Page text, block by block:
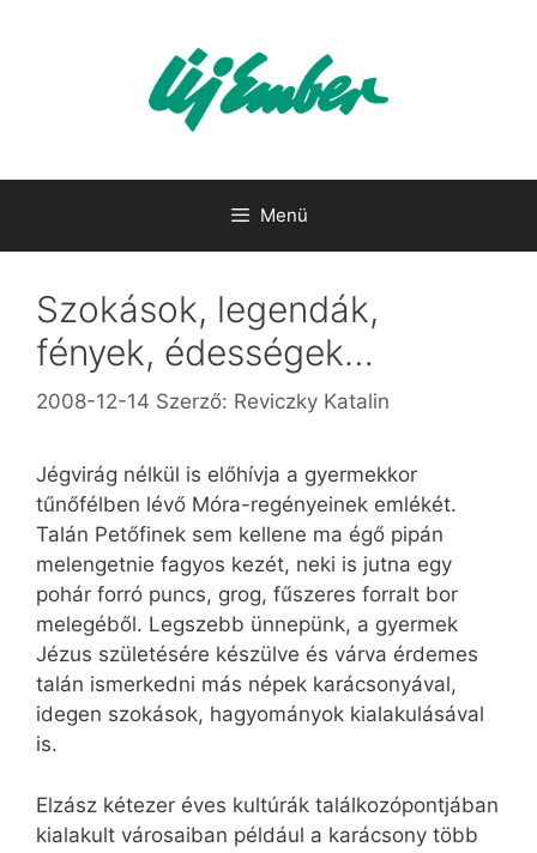
Menü
Szokások, legendák,
fények, édességek…
2008-12-14 Szerző: Reviczky Katalin
Jégvirág nélkül is előhívja a gyermekkor
tűnőfélben lévő Móra-regényeinek emlékét.
Talán Petőfinek sem kellene ma égő pipán
melengetnie fagyos kezét, neki is jutna egy
pohár forró puncs, grog, fűszeres forralt bor
melegéből. Legszebb ünnepünk, a gyermek
Jézus születésére készülve és várva érdemes
talán ismerkedni más népek karácsonyával,
idegen szokások, hagyományok kialakulásával
is.
Elzász kétezer éves kultúrák találkozópontjában
kialakult városaiban például a karácsony több